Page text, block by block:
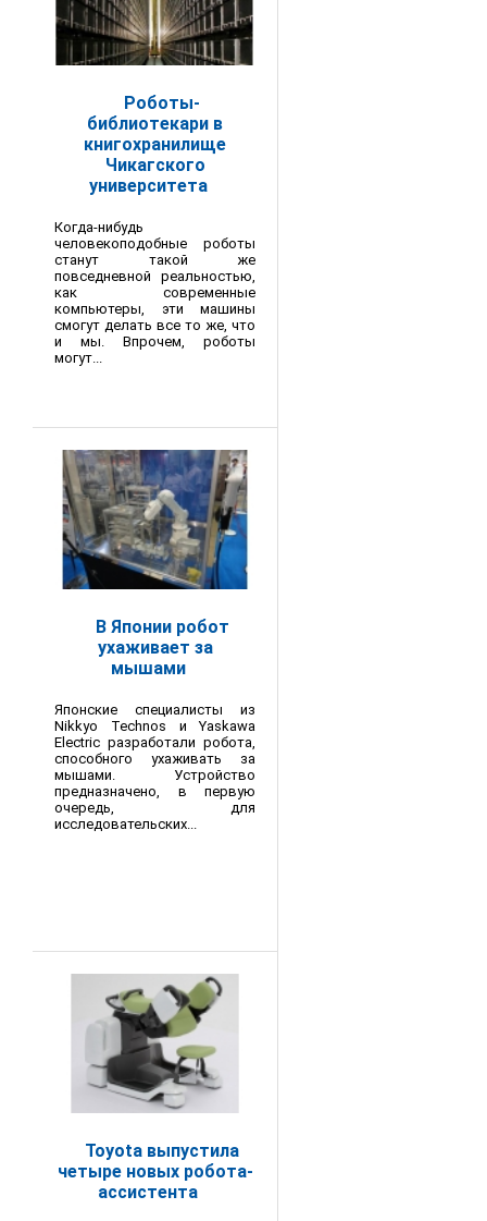
Роботы-
библиотекари в
книгохранилище
Чикагского
университета
Когда-нибудь
человекоподобные роботы
станут такой же
повседневной реальностью,
как современные
компьютеры, эти машины
смогут делать все то же, что
и мы. Впрочем, роботы
могут...
В Японии робот
ухаживает за
мышами
Японские специалисты из
Nikkyo Technos и Yaskawa
Electric разработали робота,
способного ухаживать за
мышами. Устройство
предназначено, в первую
очередь, для
исследовательских...
Toyota выпустила
четыре новых робота-
ассистента